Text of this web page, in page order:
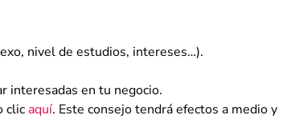
nivel de estudios, intereses…).
interesadas en tu negocio.
clic aquí. Este consejo tendrá efectos a medio y